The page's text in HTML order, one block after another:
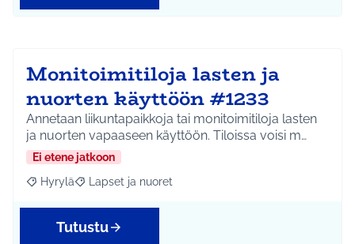
Monitoimitiloja lasten ja
nuorten käyttöön #1233
Annetaan liikuntapaikkoja tai monitoimitiloja lasten
ja nuorten vapaaseen käyttöön. Tiloissa voisi m…
Ei etene jatkoon
Rajaa tulokset aihepiirin mukaan: Hyrylä
Hyrylä Rajaa tulokset teeman mukaan: Lapset ja nuoret
Lapset ja nuoret
Tutustu